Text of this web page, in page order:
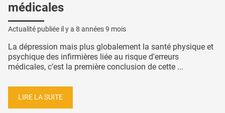
médicales
Actualité publiée il y a 8 années 9 mois
La dépression mais plus globalement la santé physique et
psychique des infirmières liée au risque d'erreurs
médicales, c’est la première conclusion de cette ...
LIRE LA SUITE